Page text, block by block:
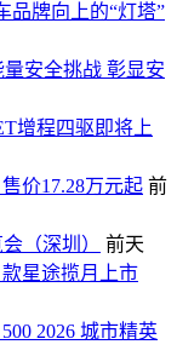
品牌向上的“灯塔”
安全挑战 彰显安
增程四驱即将上
价17.28万元起 前
（深圳）
前天
星途揽月上市
2026 城市精英